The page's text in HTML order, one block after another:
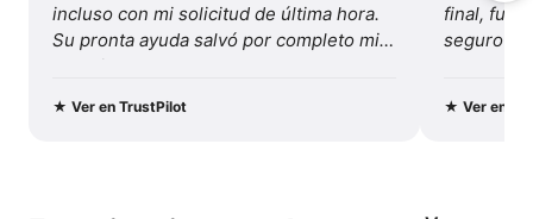
incluso con mi solicitud de última hora.
Su pronta ayuda salvó por completo mis
vacaciones...
★ Ver en TrustPilot
final, fue
seguro y
★Ver en